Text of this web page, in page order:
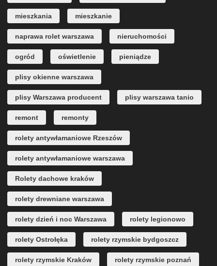
mieszkania mieszkanie
naprawa rolet warszawa nieruchomości
ogród oświetlenie pieniądze
plisy okienne warszawa
plisy Warszawa producent plisy warszawa tanio
remont remonty
rolety antywłamaniowe Rzeszów
rolety antywłamaniowe warszawa
Rolety dachowe kraków
rolety drewniane warszawa
rolety dzień i noc Warszawa rolety legionowo
rolety Ostrołęka rolety rzymskie bydgoszcz
rolety rzymskie Kraków rolety rzymskie poznań